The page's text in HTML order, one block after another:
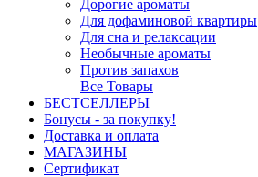
Дорогие ароматы
Для дофаминовой квартиры
Для сна и релаксации
Необычные ароматы
Против запахов
Все Товары
БЕСТСЕЛЛЕРЫ
Бонусы - за покупку!
Доставка и оплата
МАГАЗИНЫ
Cертификат